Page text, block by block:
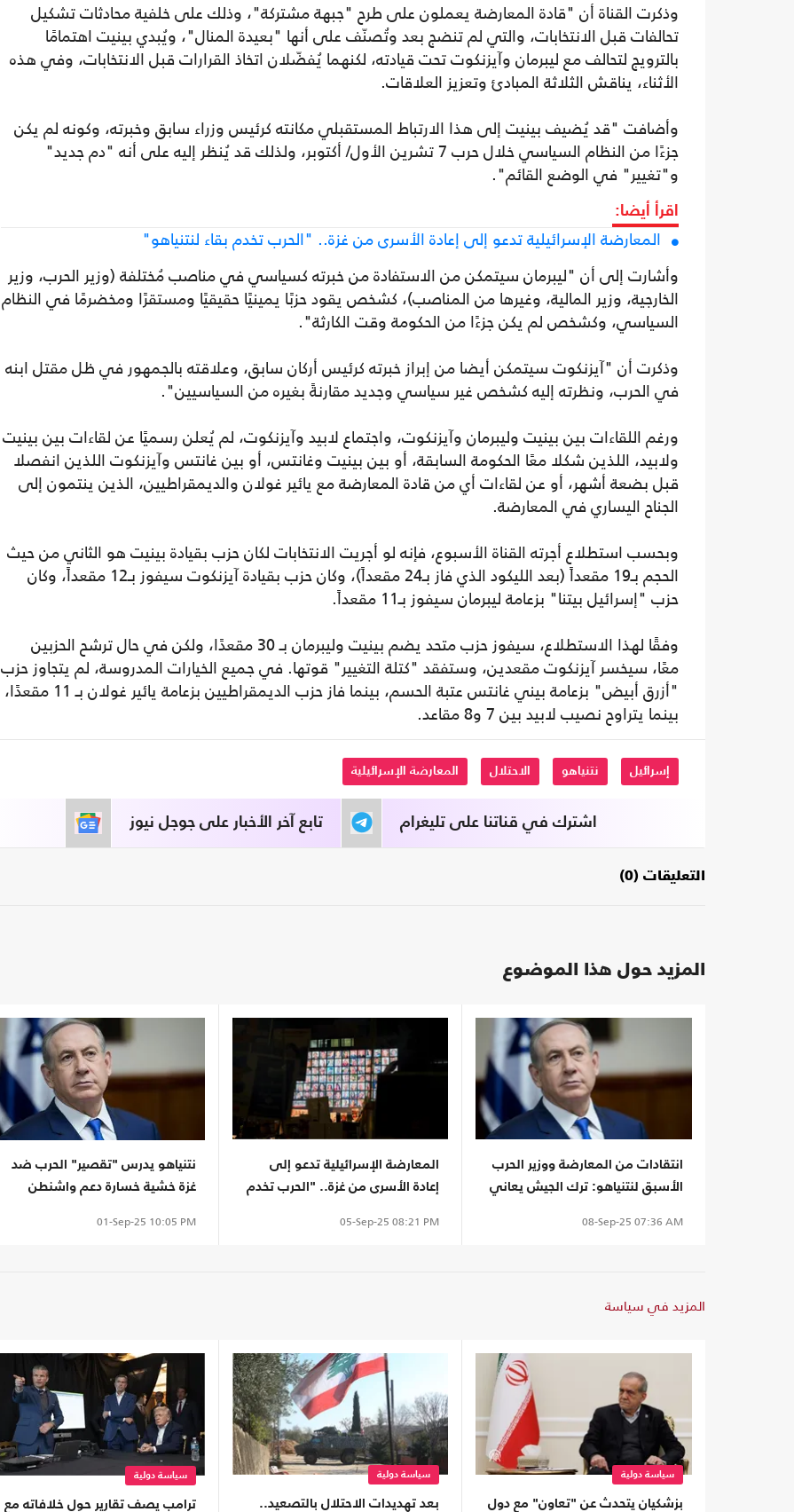
وذكرت القناة أن "قادة المعارضة يعملون على طرح "جبهة مشتركة"، وذلك على خلفية محادثات تشكيل
تحالفات قبل الانتخابات، والتي لم تنضج بعد وتُصنّف على أنها "بعيدة المنال"، ويُبدي بينيت اهتمامًا
بالترويج لتحالف مع ليبرمان وآيزنكوت تحت قيادته، لكنهما يُفضّلان اتخاذ القرارات قبل الانتخابات، وفي هذه
الأثناء، يناقش الثلاثة المبادئ وتعزيز العلاقات.
وأضافت "قد يُضيف بينيت إلى هذا الارتباط المستقبلي مكانته كرئيس وزراء سابق وخبرته، وكونه لم يكن
جزءًا من النظام السياسي خلال حرب 7 تشرين الأول/ أكتوبر، ولذلك قد يُنظر إليه على أنه "دم جديد"
و"تغيير" في الوضع القائم".
اقرأ أيضا:
المعارضة الإسرائيلية تدعو إلى إعادة الأسرى من غزة.. "الحرب تخدم بقاء لنتنياهو"
وأشارت إلى أن "ليبرمان سيتمكن من الاستفادة من خبرته كسياسي في مناصب مُختلفة (وزير الحرب، وزير
الخارجية، وزير المالية، وغيرها من المناصب)، كشخص يقود حزبًا يمينيًا حقيقيًا ومستقرًا ومخضرمًا في النظام
السياسي، وكشخص لم يكن جزءًا من الحكومة وقت الكارثة".
وذكرت أن "آيزنكوت سيتمكن أيضا من إبراز خبرته كرئيس أركان سابق، وعلاقته بالجمهور في ظل مقتل ابنه
في الحرب، ونظرته إليه كشخص غير سياسي وجديد مقارنةً بغيره من السياسيين".
ورغم اللقاءات بين بينيت وليبرمان وآيزنكوت، واجتماع لابيد وآيزنكوت، لم يُعلن رسميًا عن لقاءات بين بينيت
ولابيد، اللذين شكلا معًا الحكومة السابقة، أو بين بينيت وغانتس، أو بين غانتس وآيزنكوت اللذين انفصلا
قبل بضعة أشهر، أو عن لقاءات أي من قادة المعارضة مع يائير غولان والديمقراطيين، الذين ينتمون إلى
الجناح اليساري في المعارضة.
وبحسب استطلاع أجرته القناة الأسبوع، فإنه لو أجريت الانتخابات لكان حزب بقيادة بينيت هو الثاني من حيث
الحجم بـ19 مقعداً (بعد الليكود الذي فاز بـ24 مقعداً)، وكان حزب بقيادة آيزنكوت سيفوز بـ12 مقعداً، وكان
حزب "إسرائيل بيتنا" بزعامة ليبرمان سيفوز بـ11 مقعداً.
وفقًا لهذا الاستطلاع، سيفوز حزب متحد يضم بينيت وليبرمان بـ 30 مقعدًا، ولكن في حال ترشح الحزبين
معًا، سيخسر آيزنكوت مقعدين، وستفقد "كتلة التغيير" قوتها. في جميع الخيارات المدروسة، لم يتجاوز حزب
"أزرق أبيض" بزعامة بيني غانتس عتبة الحسم، بينما فاز حزب الديمقراطيين بزعامة يائير غولان بـ 11 مقعدًا،
بينما يتراوح نصيب لابيد بين 7 و8 مقاعد.
إسرائيل نتنياهو الاحتلال المعارضة الإسرائيلية
تابع آخر الأخبار على جوجل نيوز اشترك في قناتنا على تليغرام
التعليقات (0)
المزيد حول هذا الموضوع
انتقادات من المعارضة ووزير الحرب
الأسبق لنتنياهو: ترك الجيش يعاني
08-Sep-25 07:36 AM
المعارضة الإسرائيلية تدعو إلى
إعادة الأسرى من غزة.. "الحرب تخدم
05-Sep-25 08:21 PM
نتنياهو يدرس "تقصير" الحرب ضد
غزة خشية خسارة دعم واشنطن
01-Sep-25 10:05 PM
المزيد في سياسة
سياسة دولية
بزشكيان يتحدث عن "تعاون" مع دول
سياسة دولية
بعد تهديدات الاحتلال بالتصعيد..
سياسة دولية
ترامب يصف تقارير حول خلافاته مع